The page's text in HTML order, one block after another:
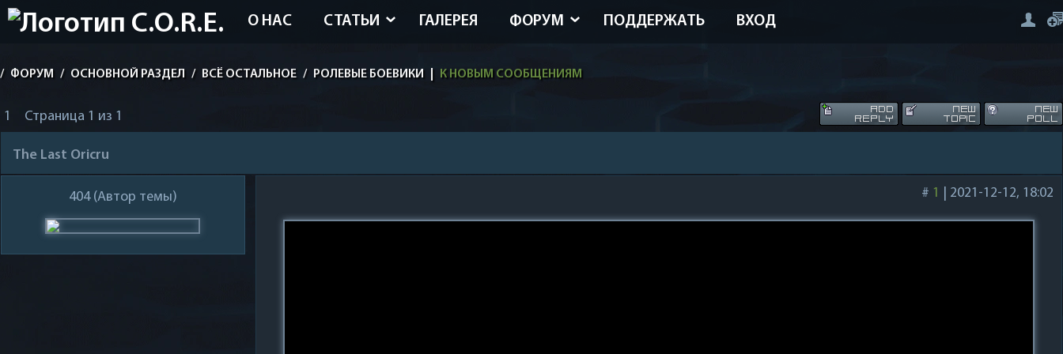
О НАС СТАТЬИ ГАЛЕРЕЯ ФОРУМ ПОДДЕРЖАТЬ ВХОД
/ ФОРУМ / ОСНОВНОЙ РАЗДЕЛ / ВСЁ ОСТАЛЬНОЕ / РОЛЕВЫЕ БОЕВИКИ К НОВЫМ СООБЩЕНИЯМ
Страница 1 из 1
1
The Last Oricru
# 1 2021-12-12, 18:02
404(Автор темы)